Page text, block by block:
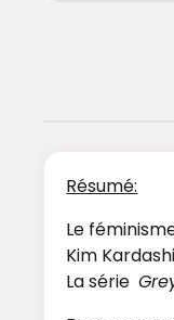
Résumé:
Le
Kim
La série